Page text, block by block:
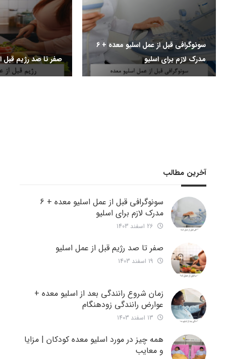
سونوگرافی قبل از عمل اسلیو معده + 6
مدرک لازم برای اسلیو
صفر تا صد رژیم قبل
آخرین مطالب
سونوگرافی قبل از عمل اسلیو معده + 6
مدرک لازم برای اسلیو
صفر تا صد رژیم قبل از عمل اسلیو
زمان شروع رانندگی بعد از اسلیو معده +
عوارض رانندگی زودهنگام
همه چیز در مورد اسلیو معده کودکان | مزایا
و معایب